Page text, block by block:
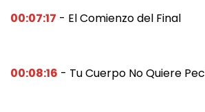
00:07:17 - El Comienzo del Final
00:08:16 - Tu Cuerpo No Quiere